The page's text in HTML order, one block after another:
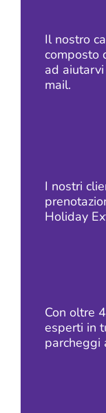
Il nostro
composto
ad
mail.
I nostri
Holiday
Con oltre
esperti in
parcheggi